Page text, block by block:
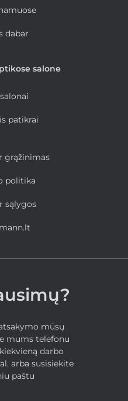
dabar
salone
patikrai
grąžinimas
politika
sąlygos
mūsų
mums telefonu
darbo
arba susisiekite
paštu